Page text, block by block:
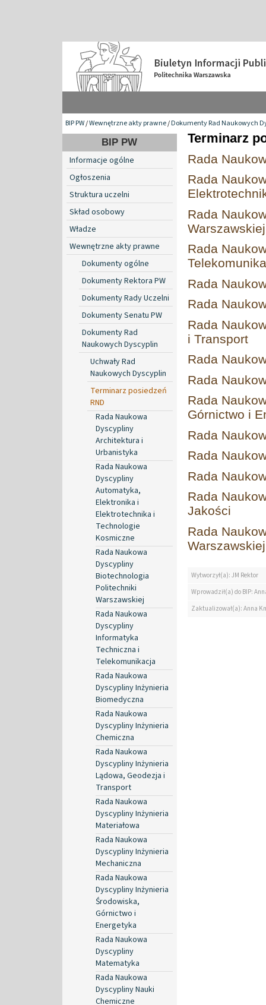
BIP PW/Wewnętrzne akty prawne/Dokumenty Rad Naukowych
BIP PW
Informacje ogólne
Ogłoszenia
Struktura uczelni
Skład osobowy
Władze
Wewnętrzne akty prawne
Dokumenty ogólne
Dokumenty Rektora PW
Dokumenty Rady Uczelni
Dokumenty Senatu PW
Dokumenty Rad
Naukowych Dyscyplin
Uchwały Rad
Naukowych Dyscyplin
Terminarz posiedzeń
RND
Rada Naukowa
Dyscypliny
Architektura i
Urbanistyka
Rada Naukowa
Dyscypliny
Automatyka,
Elektronika i
Elektrotechnika i
Technologie
Kosmiczne
Rada Naukowa
Dyscypliny
Biotechnologia
Politechniki
Warszawskiej
Rada Naukowa
Dyscypliny
Informatyka
Techniczna i
Telekomunikacja
Rada Naukowa
Dyscypliny Inżynieria
Biomedyczna
Rada Naukowa
Dyscypliny Inżynieria
Chemiczna
Rada Naukowa
Dyscypliny Inżynieria
Lądowa, Geodezja i
Transport
Rada Naukowa
Dyscypliny Inżynieria
Materiałowa
Rada Naukowa
Dyscypliny Inżynieria
Mechaniczna
Rada Naukowa
Dyscypliny Inżynieria
Środowiska,
Górnictwo i
Energetyka
Rada Naukowa
Dyscypliny
Matematyka
Rada Naukowa
Dyscypliny Nauki
Chemiczne
Terminarz
Rada
Rada
Rada
Warszawskiej
Rada
Rada
Rada
Rada
i Transport
Rada
Rada
Rada
Górnictwo i
Rada
Rada
Rada
Rada
Jakości
Rada
Warszawskiej
Wytworzył(a): JM Rektor
Wprowadził(a) do BIP:
Zaktualizował(a): Anna